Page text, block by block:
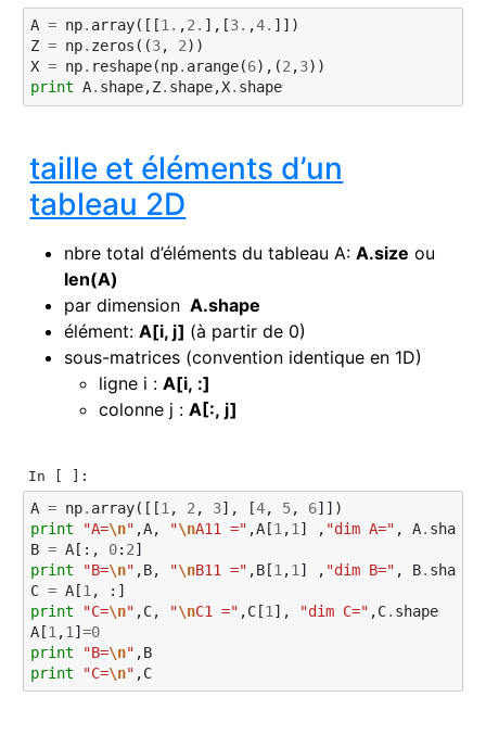
A = np. array([[1. ,2. ],[3. ,4. ]])
Z = np. zeros ((3, 2))
X = np. reshape(np. arange(6),(2 ,3))
print A. shape,Z. shape,X. shape
taille et éléments d’un
tableau 2D
nbre total d’éléments du tableau A:A.size ou
len(A)
par dimension A.shape
élément:A[i, j] (à partir de 0)
sous-matrices (convention identique en 1D)
ligne i :A[i, :]
colonne j :A[:, j]
In [ ]:
A = np. array([[1 , 2 , 3], [4, 5, 6]])
print
"A=\n" ,A, "\nA11 =" ,A [1 ,1 ] , "dim A=" , A. shape
B = A [:, 0: 2]
print
"B=\n" ,B, "\nB11 =" ,B [1 ,1 ] , "dim B=" , B. shape
C = A [1 ,
:]
print
"C=\n" ,C, "\nC1 =" ,C [1 ], "dim C=" ,C. shape
A [1 ,1 ]=0
print
"B=\n" ,B
print
"C=\n" ,C